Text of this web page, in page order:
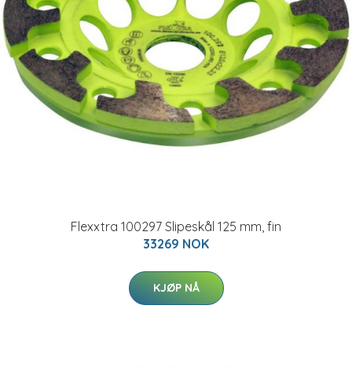
Flexxtra 100297 Slipeskål 125 mm, fin
33269 NOK
KJØP NÅ